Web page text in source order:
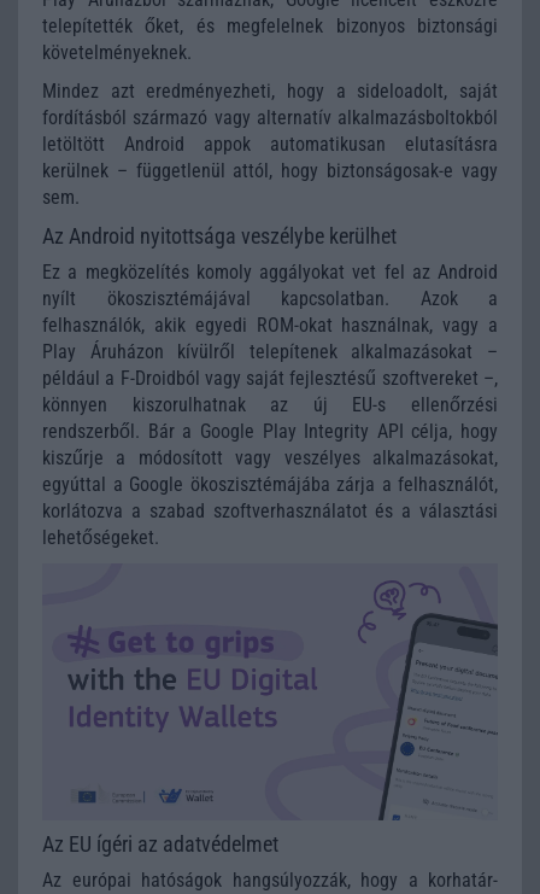
telepítették őket, és megfelelnek bizonyos biztonsági
követelményeknek.
Mindez azt eredményezheti, hogy a sideloadolt, saját
fordításból származó vagy alternatív alkalmazásboltokból
letöltött Android appok automatikusan elutasításra
kerülnek – függetlenül attól, hogy biztonságosak-e vagy
sem.
Az Android nyitottsága veszélybe kerülhet
Ez a megközelítés komoly aggályokat vet fel az Android
nyílt ökoszisztémájával kapcsolatban. Azok a
felhasználók, akik egyedi ROM-okat használnak, vagy a
Play Áruházon kívülről telepítenek alkalmazásokat –
például a F-Droidból vagy saját fejlesztésű szoftvereket –,
könnyen kiszorulhatnak az új EU-s ellenőrzési
rendszerből. Bár a Google Play Integrity API célja, hogy
kiszűrje a módosított vagy veszélyes alkalmazásokat,
egyúttal a Google ökoszisztémájába zárja a felhasználót,
korlátozva a szabad szoftverhasználatot és a választási
lehetőségeket.
Az EU ígéri az adatvédelmet
Az európai hatóságok hangsúlyozzák, hogy a korhatár-